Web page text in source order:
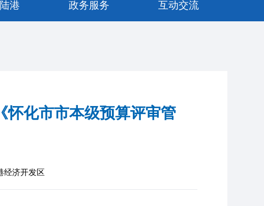
港 政务服务 互动交流
化市市本级预算评审管
经济开发区